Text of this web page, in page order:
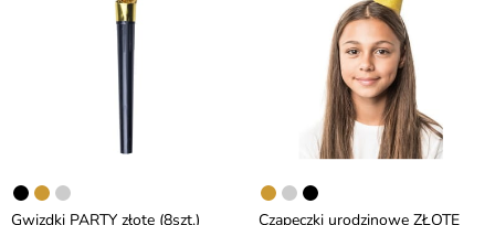
Gwizdki PARTY złote (8szt.)
Czapeczki urodzinowe ZŁOTE